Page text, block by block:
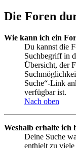
Die Foren
Wie kann ich ein
Du kannst die
Suchbegriff in
Übersicht, der
Suche“-Link
verfügbar ist.
Nach oben
Weshalb erhalte ich
Deine Suche
enthielt zu